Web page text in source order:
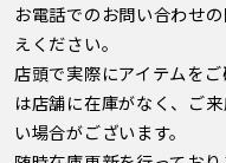
お電話でのお問い合わせ
えください。
店頭で実際にアイテムを
は店舗に在庫がなく、ご
い場合がございます。